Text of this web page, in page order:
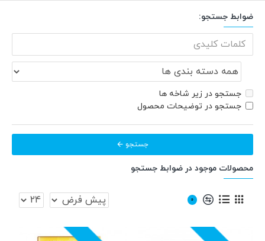
ضوابط جستجو:
جستجو در زیر شاخه ها
جستجو در توضیحات محصول
جستجو
محصولات موجود در ضوابط جستجو
0